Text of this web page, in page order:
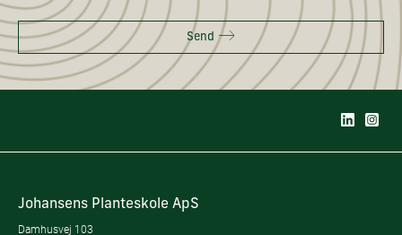
Send
Johansens Planteskole ApS
Damhusvej 103